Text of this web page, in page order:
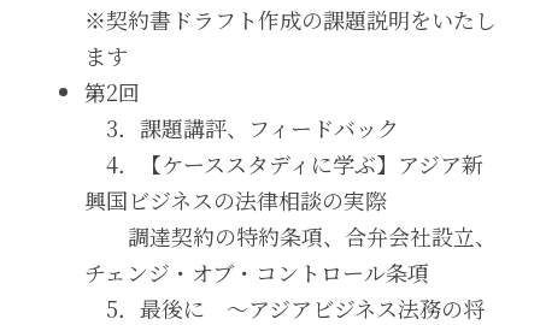
※契約書ドラフト作成の課題説明をいたし
ます
第2回
3．課題講評、フィードバック
4．【ケーススタディに学ぶ】アジア新
興国ビジネスの法律相談の実際
調達契約の特約条項、合弁会社設立、
チェンジ・オブ・コントロール条項
5．最後に　～アジアビジネス法務の将